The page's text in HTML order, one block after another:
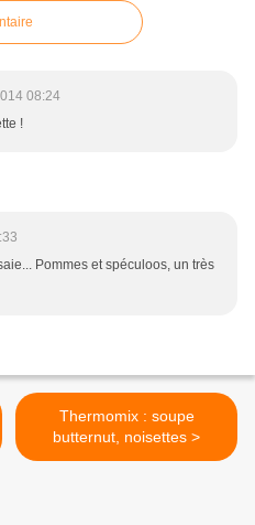
08:24
!
Pommes et spéculoos, un très
Thermomix : soupe
butternut, noisettes >